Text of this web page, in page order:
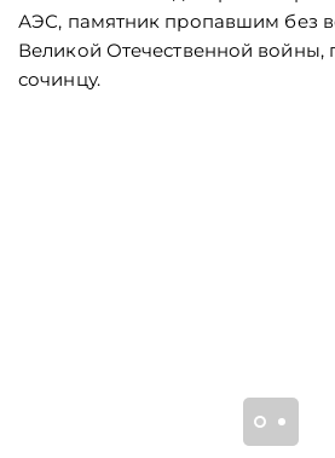
АЭС, памятник пропавшим без
Великой Отечественной войны,
сочинцу.